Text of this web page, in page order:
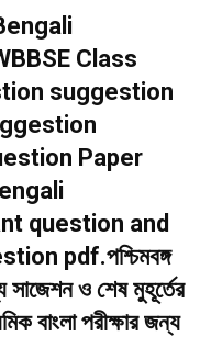
Class
suggestion
Paper
question and
pdf.পশ্চিমবঙ্গ
সাজেশন ও শেষ মুহূর্তের
বাংলা পরীক্ষার জন্য